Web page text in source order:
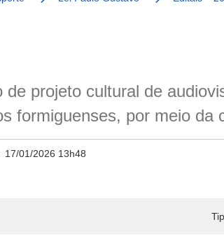
projeto cultural de
formiguenses, por meio da
17/01/2026 13h48